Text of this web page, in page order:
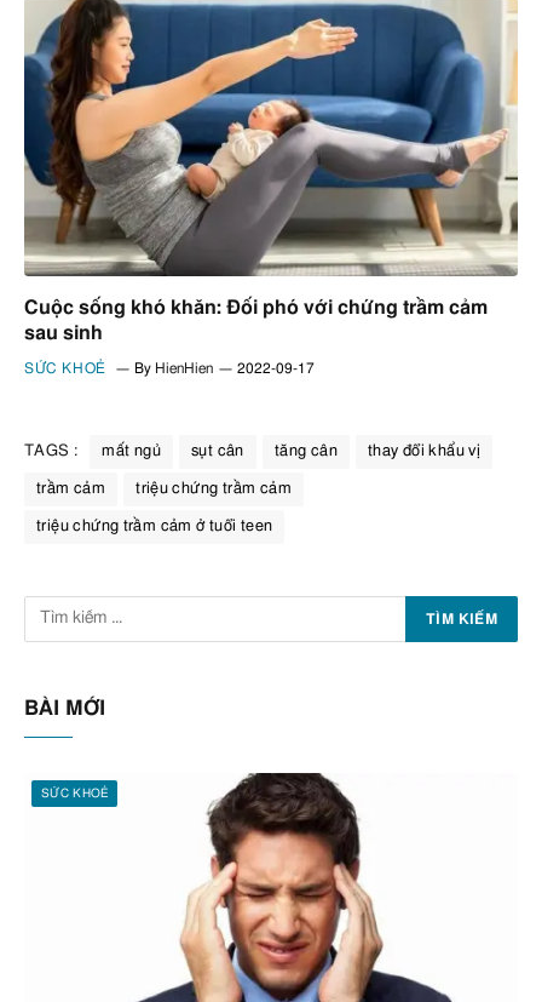
Cuộc sống khó khăn: Đối phó với chứng trầm cảm
sau sinh
SỨC KHOẺ By HienHien 2022-09-17
TAGS : mất ngủ sụt cân tăng cân thay đổi khẩu vị
trầm cảm triệu chứng trầm cảm
triệu chứng trầm cảm ở tuổi teen
BÀI MỚI
SỨC KHOẺ